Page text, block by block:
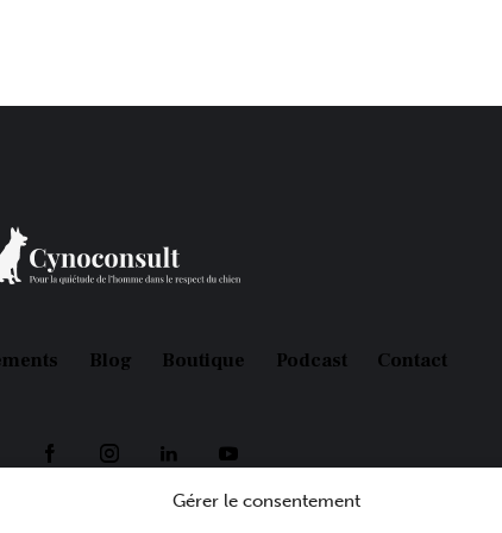
Gérer le consentement
Blog Boutique Podcast Contact